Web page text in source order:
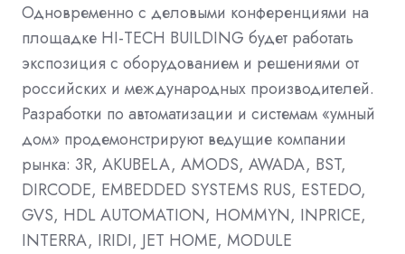
Одновременно с деловыми конференциями на
площадке HI-TECH BUILDING будет работать
экспозиция с оборудованием и решениями от
российских и международных производителей.
Разработки по автоматизации и системам «умный
дом» продемонстрируют ведущие компании
рынка: 3R, AKUBELA, AMODS, AWADA, BST,
DIRCODE, EMBEDDED SYSTEMS RUS, ESTEDO,
GVS, HDL AUTOMATION, HOMMYN, INPRICE,
INTERRA, IRIDI, JET HOME, MODULE